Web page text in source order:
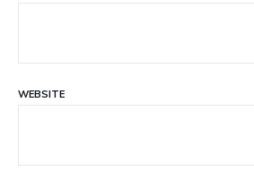
WEBSITE